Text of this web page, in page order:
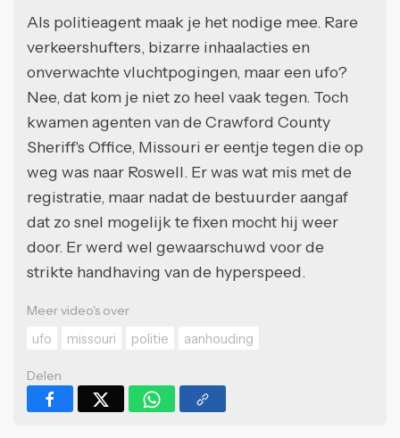
Als politieagent maak je het nodige mee. Rare
verkeershufters, bizarre inhaalacties en
onverwachte vluchtpogingen, maar een ufo?
Nee, dat kom je niet zo heel vaak tegen. Toch
kwamen agenten van de Crawford County
Sheriff's Office, Missouri er eentje tegen die op
weg was naar Roswell. Er was wat mis met de
registratie, maar nadat de bestuurder aangaf
dat zo snel mogelijk te fixen mocht hij weer
door. Er werd wel gewaarschuwd voor de
strikte handhaving van de hyperspeed.
Meer video's over
ufo
missouri politie aanhouding
Delen